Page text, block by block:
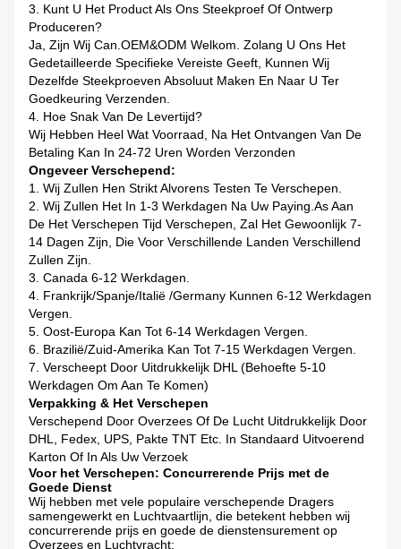
3. Kunt U Het Product Als Ons Steekproef Of Ontwerp
Produceren?
Ja, Zijn Wij Can.OEM&ODM Welkom. Zolang U Ons Het
Gedetailleerde Specifieke Vereiste Geeft, Kunnen Wij
Dezelfde Steekproeven Absoluut Maken En Naar U Ter
Goedkeuring Verzenden.
4. Hoe Snak Van De Levertijd?
Wij Hebben Heel Wat Voorraad, Na Het Ontvangen Van De
Betaling Kan In 24-72 Uren Worden Verzonden
Ongeveer Verschepend:
1. Wij Zullen Hen Strikt Alvorens Testen Te Verschepen.
2. Wij Zullen Het In 1-3 Werkdagen Na Uw Paying.as Aan
De Het Verschepen Tijd Verschepen, Zal Het Gewoonlijk 7-
14 Dagen Zijn, Die Voor Verschillende Landen Verschillend
Zullen Zijn.
3. Canada 6-12 Werkdagen.
4. Frankrijk/Spanje/Italië /Germany Kunnen 6-12 Werkdagen
Vergen.
5. Oost-Europa Kan Tot 6-14 Werkdagen Vergen.
6. Brazilië/Zuid-Amerika Kan Tot 7-15 Werkdagen Vergen.
7. Verscheept Door Uitdrukkelijk DHL (Behoefte 5-10
Werkdagen Om Aan Te Komen)
Verpakking & Het Verschepen
Verschepend Door Overzees Of De Lucht Uitdrukkelijk Door
DHL, Fedex, UPS, Pakte TNT Etc. In Standaard Uitvoerend
Karton Of In Als Uw Verzoek
Voor het Verschepen: Concurrerende Prijs met de
Goede Dienst
Wij hebben met vele populaire verschepende Dragers
samengewerkt en Luchtvaartlijn, die betekent hebben wij
concurrerende prijs en goede de dienstensurement op
Overzees en Luchtvracht;